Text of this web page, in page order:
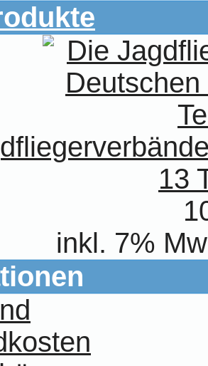
13
inkl. 7%